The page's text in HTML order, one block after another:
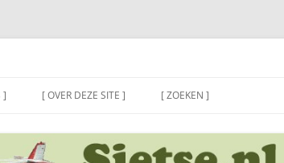
] [ OVER DEZE SITE ] [ ZOEKEN ]